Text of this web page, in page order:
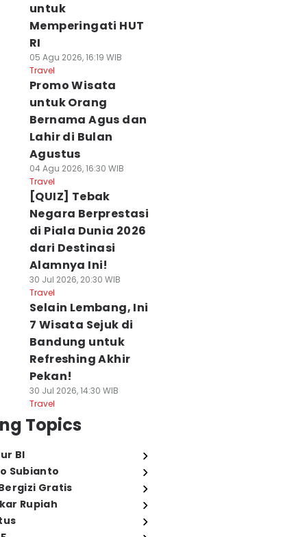
untuk
Memperingati HUT
RI
05 Agu 2026, 16:19 WIB
Travel
Promo Wisata
untuk Orang
Bernama Agus dan
Lahir di Bulan
Agustus
04 Agu 2026, 16:30 WIB
Travel
[QUIZ] Tebak
Negara Berprestasi
di Piala Dunia 2026
dari Destinasi
Alamnya Ini!
30 Jul 2026, 20:30 WIB
Travel
Selain Lembang, Ini
7 Wisata Sejuk di
Bandung untuk
Refreshing Akhir
Pekan!
30 Jul 2026, 14:30 WIB
Travel
Topics
BI
Subianto
Gratis
Rupiah